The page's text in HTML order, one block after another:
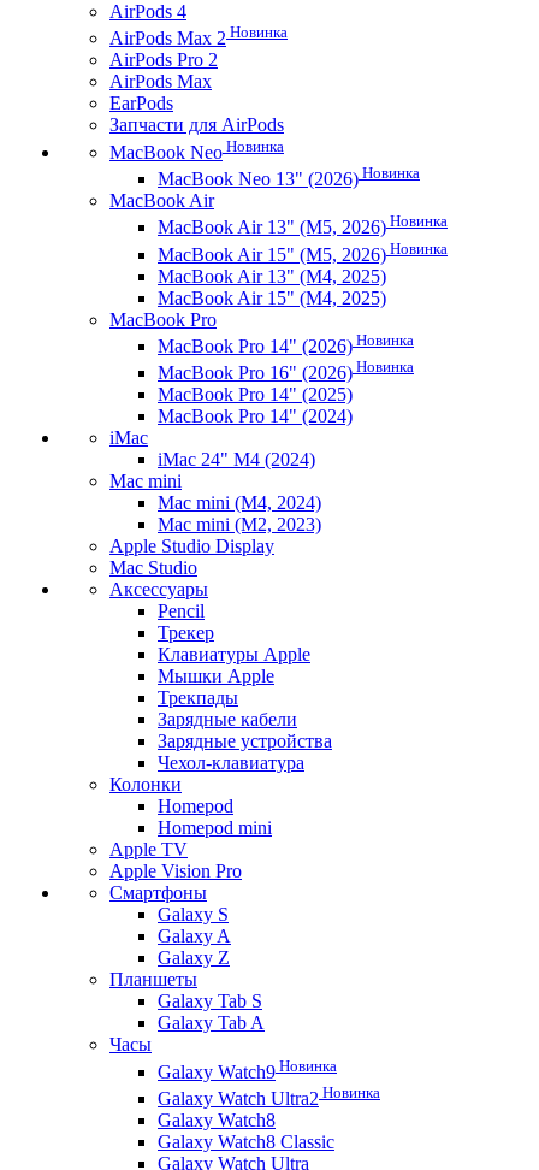
AirPods 4
AirPods Max 2 Новинка
AirPods Pro 2
AirPods Max
EarPods
Запчасти для AirPods
MacBook Neo Новинка
MacBook Neo 13" (2026) Новинка
MacBook Air
MacBook Air 13" (M5, 2026) Новинка
MacBook Air 15" (M5, 2026) Новинка
MacBook Air 13" (M4, 2025)
MacBook Air 15" (M4, 2025)
MacBook Pro
MacBook Pro 14" (2026) Новинка
MacBook Pro 16" (2026) Новинка
MacBook Pro 14" (2025)
MacBook Pro 14" (2024)
iMac
iMac 24" M4 (2024)
Mac mini
Mac mini (M4, 2024)
Mac mini (M2, 2023)
Apple Studio Display
Mac Studio
Аксессуары
Pencil
Трекер
Клавиатуры Apple
Мышки Apple
Трекпады
Зарядные кабели
Зарядные устройства
Чехол-клавиатура
Колонки
Homepod
Homepod mini
Apple TV
Apple Vision Pro
Смартфоны
Galaxy S
Galaxy A
Galaxy Z
Планшеты
Galaxy Tab S
Galaxy Tab A
Часы
Galaxy Watch9 Новинка
Galaxy Watch Ultra2 Новинка
Galaxy Watch8
Galaxy Watch8 Classic
Galaxy Watch Ultra